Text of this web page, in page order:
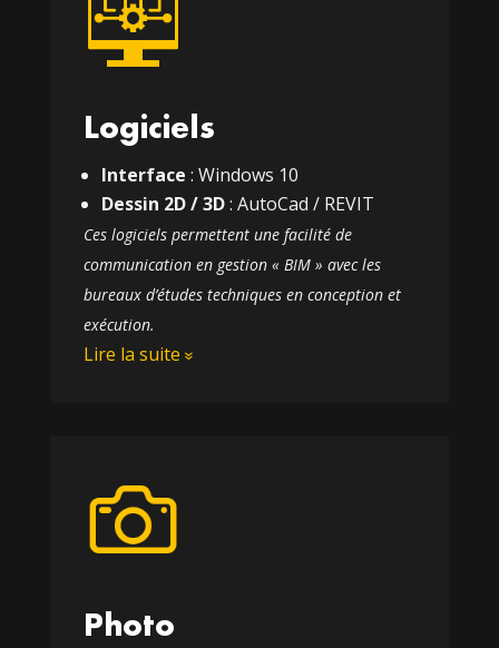
Logiciels
Interface : Windows 10
Dessin 2D / 3D: AutoCad / REVIT
Ces logiciels permettent une facilité de
communication en gestion « BIM » avec les
bureaux d’études techniques en conception et
exécution.
Lire la suite
Photo